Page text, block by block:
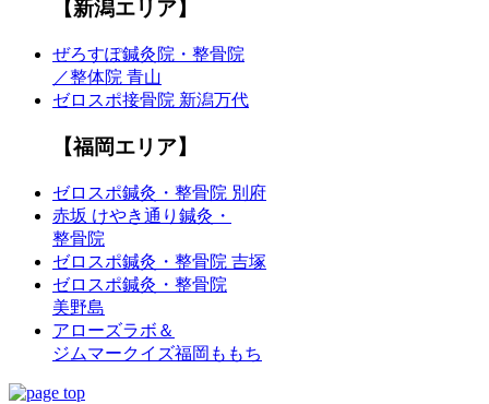
【新潟エリア】
ぜろすぽ鍼灸院・整骨院
／整体院 青山
ゼロスポ接骨院 新潟万代
【福岡エリア】
ゼロスポ鍼灸・整骨院 別府
赤坂 けやき通り鍼灸・
整骨院
ゼロスポ鍼灸・整骨院 吉塚
ゼロスポ鍼灸・整骨院
美野島
アローズラボ＆
ジムマークイズ福岡ももち